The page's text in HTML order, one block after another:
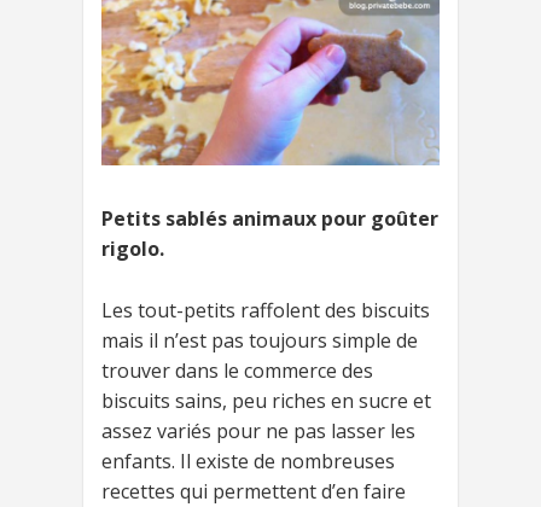
Petits sablés animaux pour goûter
rigolo.
Les tout-petits raffolent des biscuits
mais il n’est pas toujours simple de
trouver dans le commerce des
biscuits sains, peu riches en sucre et
assez variés pour ne pas lasser les
enfants. Il existe de nombreuses
recettes qui permettent d’en faire